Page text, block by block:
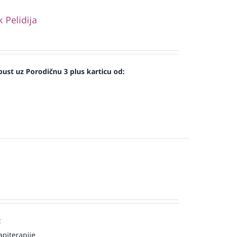
Pelidija
uz Porodičnu 3 plus karticu od: